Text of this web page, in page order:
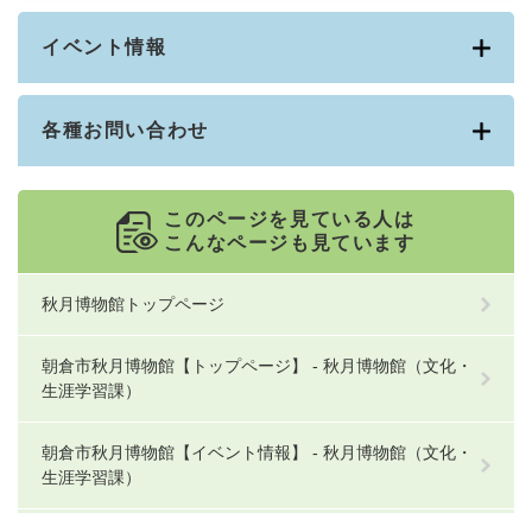
イベント情報
各種お問い合わせ
このページを見ている人は
こんなページも見ています
秋月博物館トップページ
朝倉市秋月博物館【トップページ】 - 秋月博物館（文化・
生涯学習課）
朝倉市秋月博物館【イベント情報】 - 秋月博物館（文化・
生涯学習課）